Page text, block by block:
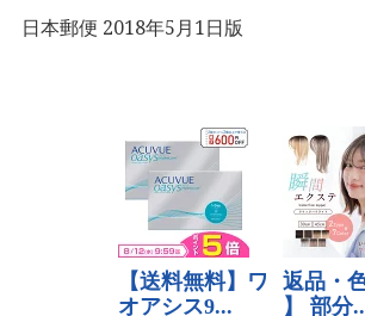
日本郵便 2018年5月1日版